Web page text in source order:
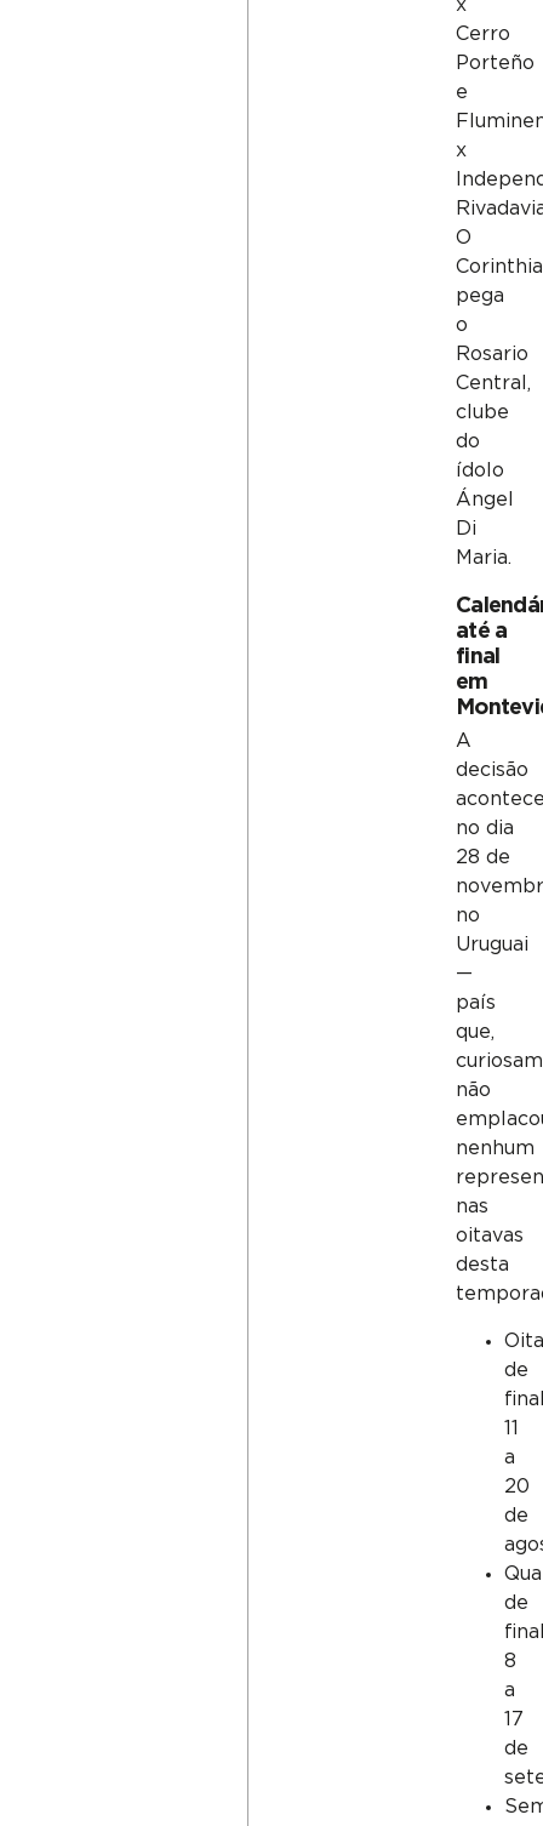
x
Cerro
Porteño
e
x
O
pega
o
Rosario
Central,
clube
do
ídolo
Ángel
Di
Maria.
até a
final
em
A
decisão
no dia
28 de
no
Uruguai
—
país
que,
não
nenhum
nas
oitavas
desta
de
11
a
20
de
de
8
a
17
de